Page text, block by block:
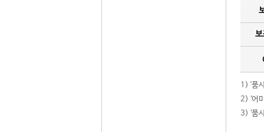
보
1) '품
2) ‘어
3) ‘품